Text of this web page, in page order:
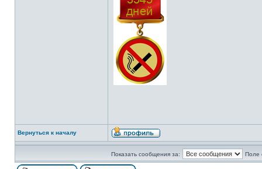
Вернуться к началу
Показать сообщения за: Поле